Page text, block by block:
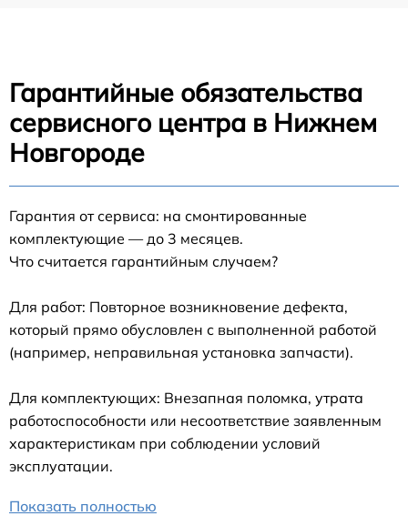
Гарантийные обязательства
сервисного центра в Нижнем
Новгороде
Гарантия от сервиса: на смонтированные
комплектующие — до 3 месяцев.
Что считается гарантийным случаем?
Для работ: Повторное возникновение дефекта,
который прямо обусловлен с выполненной работой
(например, неправильная установка запчасти).
Для комплектующих: Внезапная поломка, утрата
работоспособности или несоответствие заявленным
характеристикам при соблюдении условий
эксплуатации.
Показать полностью